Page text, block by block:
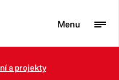
a projekty
Menu